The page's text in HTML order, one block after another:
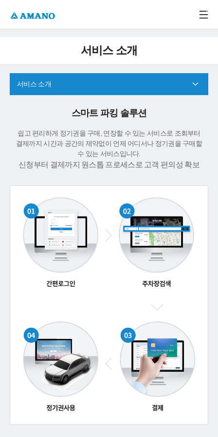
서비스 소개
서비스 소개
스마트 파킹 솔루션
쉽고 편리하게 정기권을 구매, 연장할 수 있는 서비스로 조회부터
결제까지 시간과 공간의 제약없이 언제 어디서나 정기권을 구매할
수 있는 서비스입니다.
신청부터 결제까지 원스톱 프로세스로 고객 편의성 확보